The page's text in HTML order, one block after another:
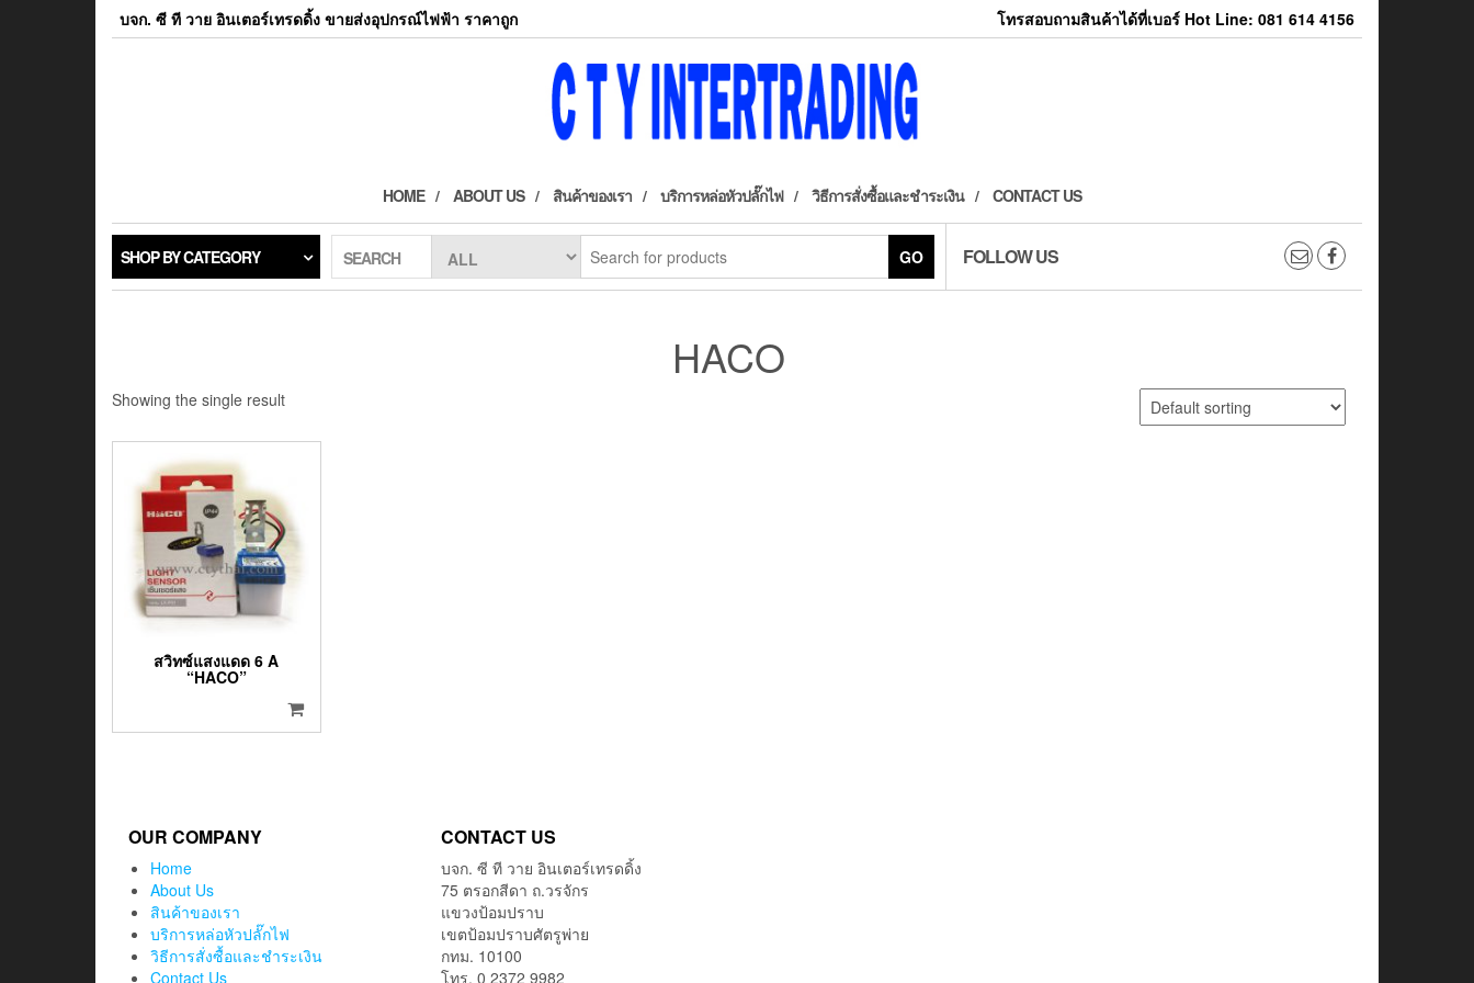
บจก. ซี ที วาย อินเตอร์เทรดดิ้ง ขายส่งอุปกรณ์ไฟฟ้า ราคาถูก โทรสอบถามสินค้าได้ที่เบอร์ Hot Line: 081 614 4156
HOME ABOUT US สินค้าของเรา บริการหล่อหัวปลั๊กไฟ วิธีการสั่งซื้อและชำระเงิน CONTACT US
SHOP BY CATEGORY SEARCH GO FOLLOW US
HACO
Showing the single result
สวิทซ์แสงแดด 6 A
“HACO”
OUR COMPANY
Home
About Us
สินค้าของเรา
บริการหล่อหัวปลั๊กไฟ
วิธีการสั่งซื้อและชำระเงิน
Contact Us
CONTACT US
บจก. ซี ที วาย อินเตอร์เทรดดิ้ง
75 ตรอกสีดา ถ.วรจักร
แขวงป้อมปราบ
เขตป้อมปราบศัตรูพ่าย
กทม. 10100
โทร. 0 2372 9982